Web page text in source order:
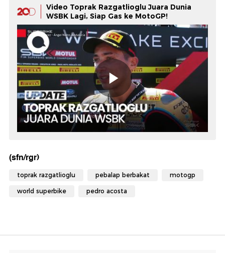
Video Toprak Razgatlioglu Juara Dunia
WSBK Lagi, Siap Gas ke MotoGP!
(sfn/rgr)
toprak razgatlioglu pebalap berbakat motogp
world superbike pedro acosta